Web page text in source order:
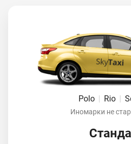
Polo | Rio |
Иномарки не